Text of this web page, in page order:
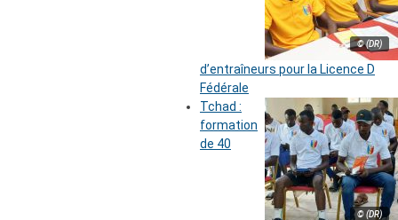
© (DR)
d’entraîneurs pour la Licence D
Fédérale
© (DR)
Tchad :
formation
de 40